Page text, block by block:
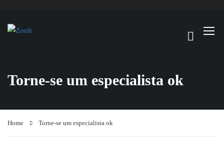
Torne-se um especialista ok
Home Torne-se um especialista ok